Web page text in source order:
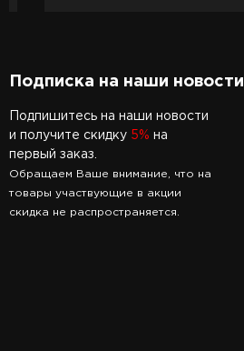
Подписка на наши новости
Подпишитесь на наши новости
и получите скидку 5% на
первый заказ.
Обращаем Ваше внимание, что на
товары участвующие в акции
скидка не распространяется.